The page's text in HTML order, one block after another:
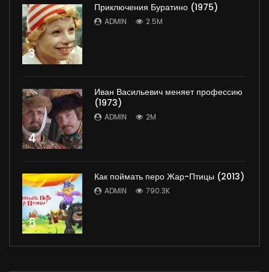
3
Приключения Буратино (1975)
ADMIN 2.5M
4
Иван Васильевич меняет профессию
(1973)
ADMIN 2M
5
Как поймать перо Жар-Птицы (2013)
ADMIN 790.3K